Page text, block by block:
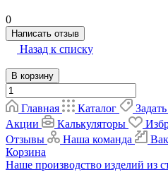
0
Написать отзыв
Назад к списку
В корзину
Главная Каталог
Акции
Калькуляторы
Отзывы
Наша команда
Корзина
Наше производство изделий из